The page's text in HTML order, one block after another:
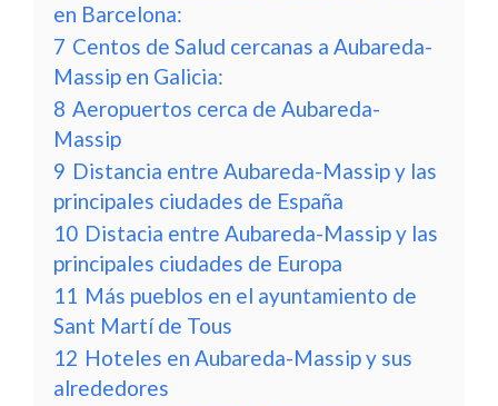
en Barcelona:
7 Centos de Salud cercanas a Aubareda-
Massip en Galicia:
8 Aeropuertos cerca de Aubareda-
Massip
9 Distancia entre Aubareda-Massip y las
principales ciudades de España
10 Distacia entre Aubareda-Massip y las
principales ciudades de Europa
11 Más pueblos en el ayuntamiento de
Sant Martí de Tous
12 Hoteles en Aubareda-Massip y sus
alrededores